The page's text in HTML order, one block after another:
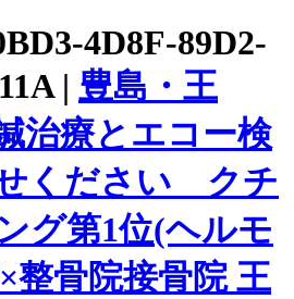
4D8F-89D2-
| 豊島・王
治療とエコー検
ください クチ
グ第1位(ヘルモ
整骨院接骨院 王